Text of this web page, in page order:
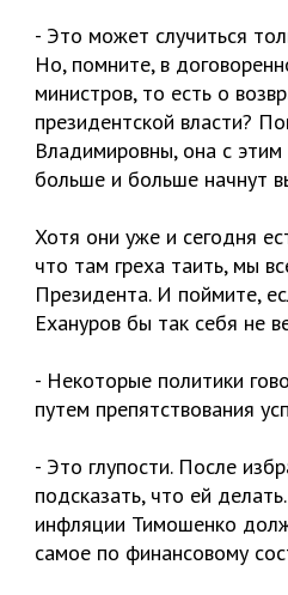
- Это может случиться
Но, помните, в
министров, то есть о
президентской власти?
Владимировны, она с
больше и больше начнут
Хотя они уже и сегодня
что там греха таить, мы
Президента. И поймите,
Ехануров бы так себя не
- Некоторые политики
путем препятствования
- Это глупости. После
подсказать, что ей
инфляции Тимошенко
самое по финансовому